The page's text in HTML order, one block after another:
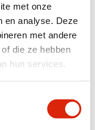
met onze
en analyse. Deze
met andere
die ze hebben
hun services.